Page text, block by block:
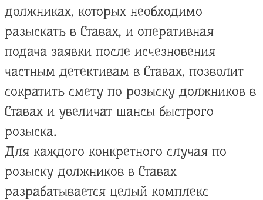
должниках, которых необходимо
разыскать в Ставах, и оперативная
подача заявки после исчезновения
частным детективам в Ставах, позволит
сократить смету по розыску должников в
Ставах и увеличат шансы быстрого
розыска.
Для каждого конкретного случая по
розыску должников в Ставах
разрабатывается целый комплекс